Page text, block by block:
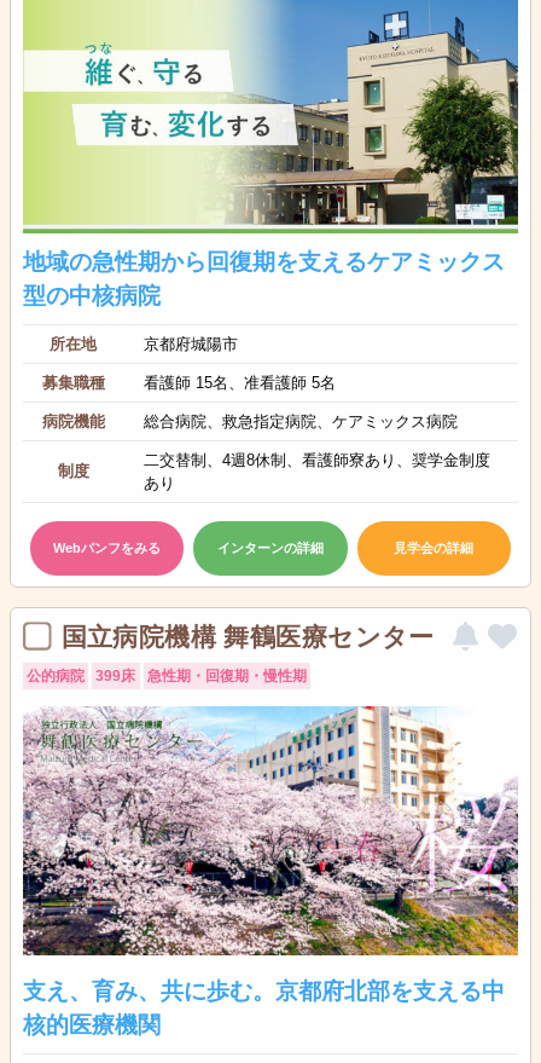
地域の急性期から回復期を支えるケアミックス
型の中核病院
所在地 京都府城陽市
募集職種 看護師 15名、准看護師 5名
病院機能 総合病院、救急指定病院、ケアミックス病院
制度
二交替制、4週8休制、看護師寮あり、奨学金制度
あり
Webパンフをみる インターンの詳細 見学会の詳細
国立病院機構 舞鶴医療センター
公的病院 399床 急性期・回復期・慢性期
支え、育み、共に歩む。京都府北部を支える中
核的医療機関